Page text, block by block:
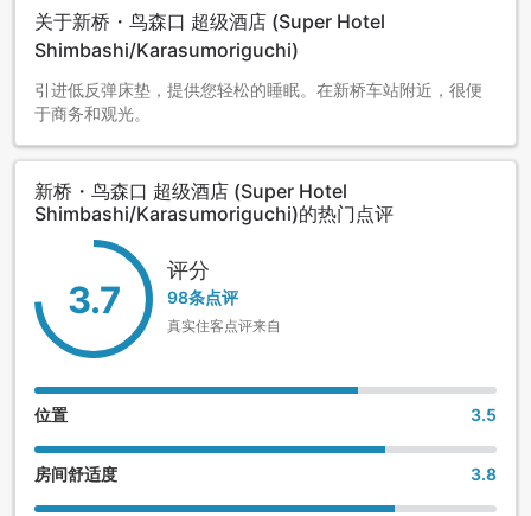
关于新桥・鸟森口 超级酒店 (Super Hotel
Shimbashi/Karasumoriguchi)
引进低反弹床垫，提供您轻松的睡眠。在新桥车站附近，很便
于商务和观光。
新桥・鸟森口 超级酒店 (Super Hotel
Shimbashi/Karasumoriguchi)的热门点评
3.7
评分
98条点评
真实住客点评来自
位置 3.5
房间舒适度 3.8